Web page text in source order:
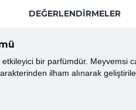
DEĞERLENDIRMELER
bir parfümdür. Meyvemsi
ilham alınarak